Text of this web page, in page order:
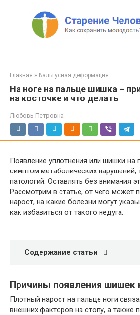
Главная » Вальгусная деформация
На ноге на пальце шишка –
на косточке и что делать
Любовь Петровна
Появление уплотнения или шишки на
симптом метаболических нарушений,
патологий. Оставлять без внимания
Рассмотрим в статье, от чего может
нарост, на какие болезни могут
как избавиться от такого недуга.
Содержание статьи
Причины появления шишек
Плотный нарост на пальце ноги
внешних факторов на стопу, а также